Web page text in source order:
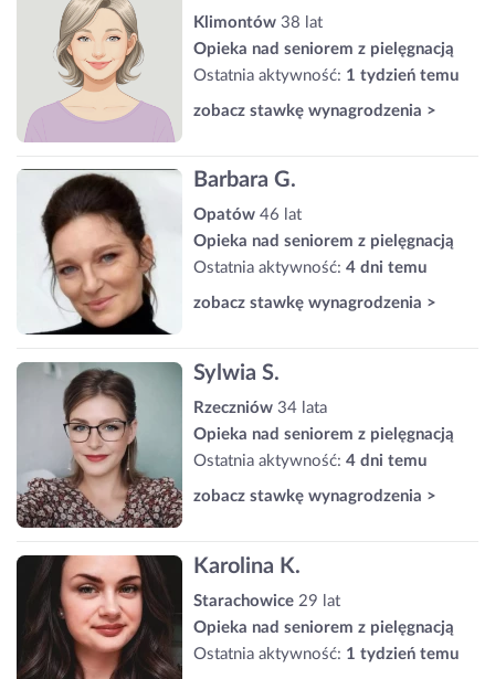
Klimontów 38 lat
Opieka nad seniorem z pielęgnacją
Ostatnia aktywność: 1 tydzień temu
zobacz stawkę wynagrodzenia >
Barbara G.
Opatów 46 lat
Opieka nad seniorem z pielęgnacją
Ostatnia aktywność: 4 dni temu
zobacz stawkę wynagrodzenia >
Sylwia S.
Rzeczniów 34 lata
Opieka nad seniorem z pielęgnacją
Ostatnia aktywność: 4 dni temu
zobacz stawkę wynagrodzenia >
Karolina K.
Starachowice 29 lat
Opieka nad seniorem z pielęgnacją
Ostatnia aktywność: 1 tydzień temu